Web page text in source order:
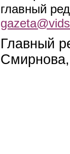
главный
Главный
Смирнова,